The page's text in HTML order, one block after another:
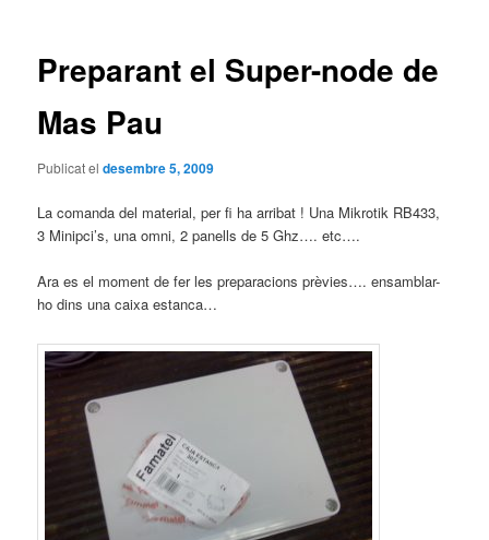
Preparant el Super-node de
Mas Pau
Publicat eldesembre 5, 2009
La comanda del material, per fi ha arribat ! Una Mikrotik RB433,
3 Minipci’s, una omni, 2 panells de 5 Ghz…. etc….
Ara es el moment de fer les preparacions prèvies…. ensamblar-
ho dins una caixa estanca…